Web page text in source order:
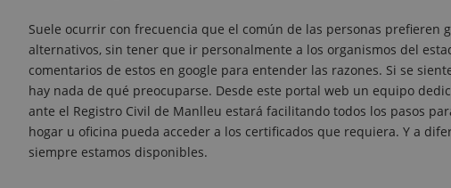
Suele ocurrir con frecuencia que el común de las personas prefieren
alternativos, sin tener que ir personalmente a los organismos del
comentarios de estos en google para entender las razones. Si se
hay nada de qué preocuparse. Desde este portal web un equipo
ante el Registro Civil de Manlleu estará facilitando todos los pasos
hogar u oficina pueda acceder a los certificados que requiera. Y a
siempre estamos disponibles.